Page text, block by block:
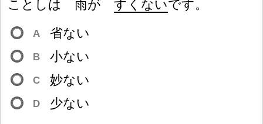
ことしは 雨が すくないです。
A 省ない
B 小ない
C 妙ない
D 少ない